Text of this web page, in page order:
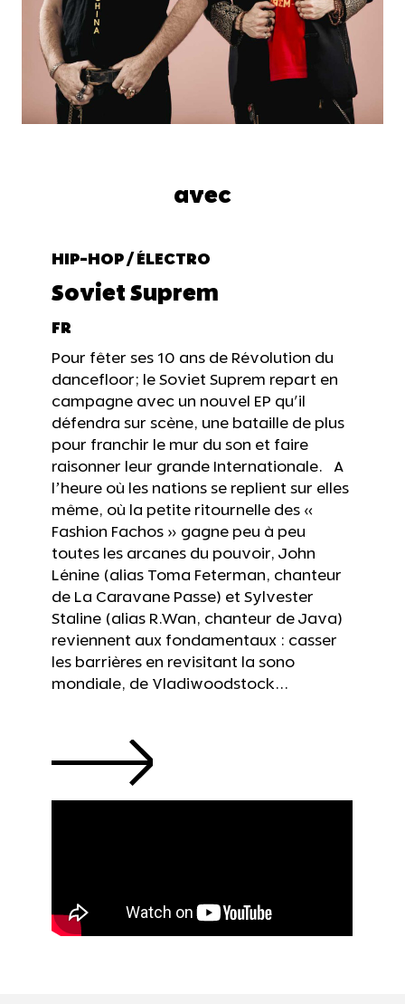
avec
HIP-HOP / ÉLECTRO
Soviet Suprem
FR
Pour fêter ses 10 ans de Révolution du
dancefloor; le Soviet Suprem repart en
campagne avec un nouvel EP qu'il
défendra sur scène, une bataille de plus
pour franchir le mur du son et faire
raisonner leur grande Internationale. A
l’heure où les nations se replient sur elles
même, où la petite ritournelle des «
Fashion Fachos » gagne peu à peu
toutes les arcanes du pouvoir, John
Lénine (alias Toma Feterman, chanteur
de La Caravane Passe) et Sylvester
Staline (alias R.Wan, chanteur de Java)
reviennent aux fondamentaux : casser
les barrières en revisitant la sono
mondiale, de Vladiwoodstock...